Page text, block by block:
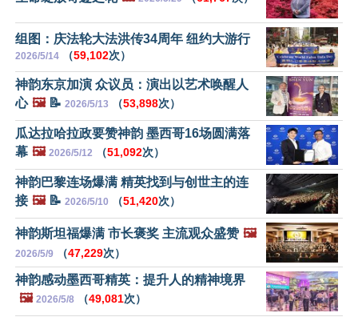
组图：庆法轮大法洪传34周年 纽约大游行
2026/5/14 （59,102次）
神韵东京加演 众议员：演出以艺术唤醒人
心 🖼️📝 2026/5/13 （53,898次）
瓜达拉哈拉政要赞神韵 墨西哥16场圆满落
幕 🖼️ 2026/5/12 （51,092次）
神韵巴黎连场爆满 精英找到与创世主的连
接 🖼️📝 2026/5/10 （51,420次）
神韵斯坦福爆满 市长褒奖 主流观众盛赞 🖼️
2026/5/9 （47,229次）
神韵感动墨西哥精英：提升人的精神境界
🖼️ 2026/5/8 （49,081次）